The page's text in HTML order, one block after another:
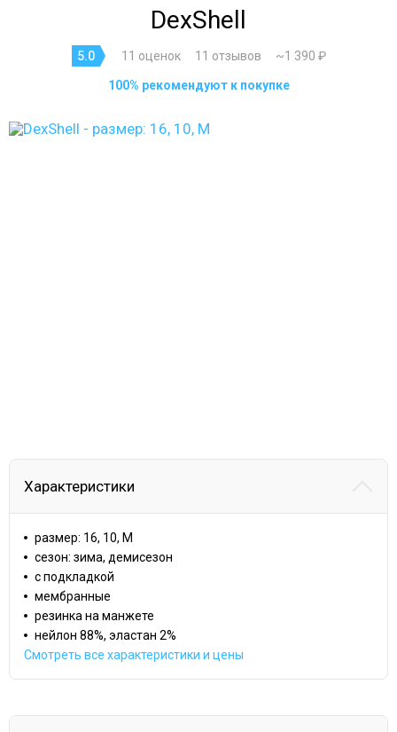
DexShell
5.0 11 оценок 11 отзывов ~1 390 ₽
100% рекомендуют к покупке
Характеристики
размер: 16, 10, M
сезон: зима, демисезон
с подкладкой
мембранные
резинка на манжете
нейлон 88%, эластан 2%
Смотреть все характеристики и цены